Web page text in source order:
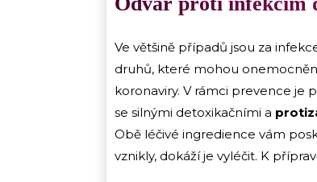
Ve většině případů jsou za
druhů, které mohou
koronaviry. V rámci prevence je
se silnými detoxikačními a
Obě léčivé ingredience vám
vznikly, dokáží je vyléčit. K